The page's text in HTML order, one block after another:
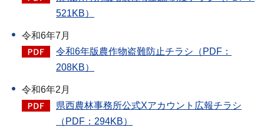
521KB）
令和6年7月
令和6年版農作物盗難防止チラシ（PDF：
208KB）
令和6年2月
県西農林事務所公式Xアカウント広報チラシ
（PDF：294KB）